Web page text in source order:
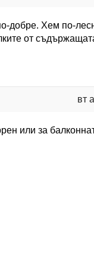
добре. Хем по-
от
вт
или за